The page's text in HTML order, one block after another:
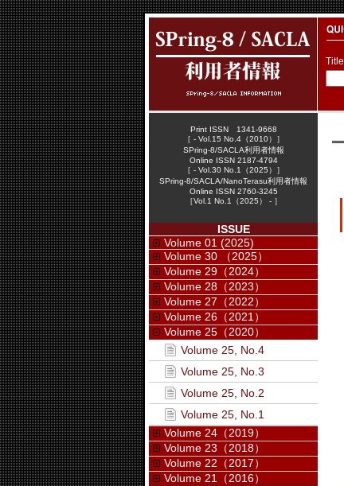
Title
Print ISSN 1341-9668
［ - Vol.15 No.4（2010）］
SPring-8/SACLA利用者情報
Online ISSN 2187-4794
［ - Vol.30 No.1（2025）］
SPring-8/SACLA/NanoTerasu利用者情報
Online ISSN 2760-3245
［Vol.1 No.1（2025） - ］
ISSUE
Volume 01 (2025)
Volume 30 （2025）
Volume 29（2024）
Volume 28（2023）
Volume 27（2022）
Volume 26（2021）
Volume 25（2020）
Volume 25, No.4
Volume 25, No.3
Volume 25, No.2
Volume 25, No.1
Volume 24（2019）
Volume 23（2018）
Volume 22（2017）
Volume 21（2016）